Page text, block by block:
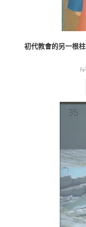
初代教會的另一根